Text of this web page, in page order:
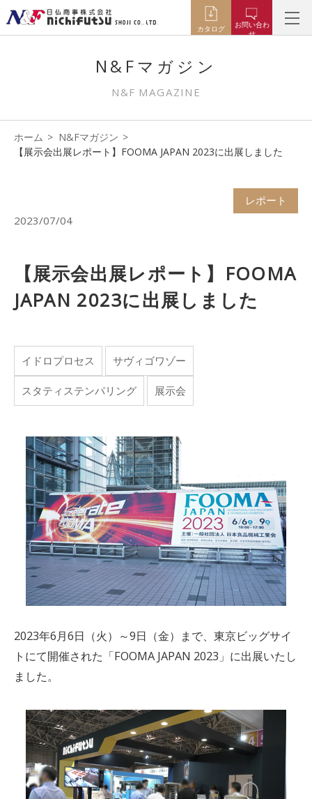
カタログ
お問い合わ
せ
N&Fマガジン
N&F MAGAZINE
ホーム
N&Fマガジン
【展示会出展レポート】FOOMA JAPAN 2023に出展しました
レポート
2023/07/04
【展示会出展レポート】FOOMA
JAPAN 2023に出展しました
イドロプロセス サヴィゴワゾー
スタティステンパリング 展示会
2023年6月6日（火）～9日（金）まで、東京ビッグサイ
トにて開催された「FOOMA JAPAN 2023」に出展いたし
ました。